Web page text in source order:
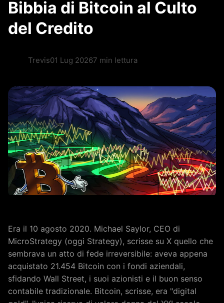
Bibbia di Bitcoin al Culto
del Credito
Trevis01 Lug 20267 min lettura
Era il 10 agosto 2020. Michael Saylor, CEO di
MicroStrategy (oggi Strategy), scrisse su X quello che
sembrava un atto di fede irreversibile: aveva appena
acquistato 21.454 Bitcoin con i fondi aziendali,
sfidando Wall Street, i suoi azionisti e il buon senso
contabile tradizionale. Bitcoin, scrisse, era "digital